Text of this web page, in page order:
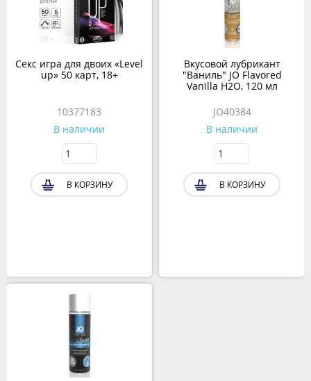
Секс игра для двоих «Level
up» 50 карт, 18+
10377183
В наличии
В КОРЗИНУ
Вкусовой лубрикант
"Ваниль" JO Flavored
Vanilla H2O, 120 мл
JO40384
В наличии
В КОРЗИНУ